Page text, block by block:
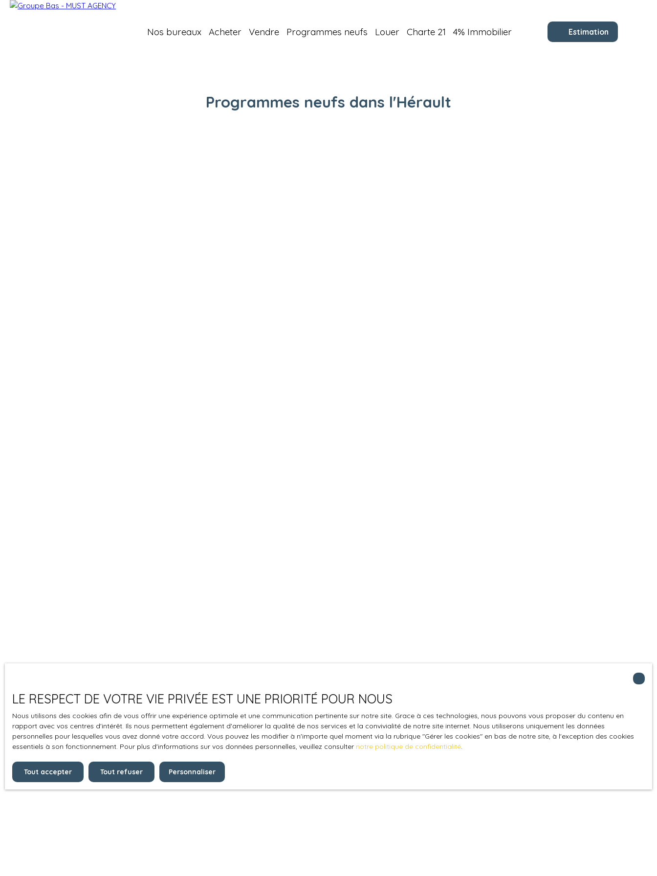
Nos bureaux Acheter Vendre Programmes neufs Louer Charte 21 4% Immobilier Estimation
Programmes neufs dans l'Hérault
LE RESPECT DE VOTRE VIE PRIVÉE EST UNE PRIORITÉ POUR NOUS
Nous utilisons des cookies afin de vous offrir une expérience optimale et une communication pertinente sur notre site. Grace à ces technologies, nous pouvons vous proposer du contenu en
rapport avec vos centres d'intérêt. Ils nous permettent également d'améliorer la qualité de nos services et la convivialité de notre site internet. Nous utiliserons uniquement les données
personnelles pour lesquelles vous avez donné votre accord. Vous pouvez les modifier à n'importe quel moment via la rubrique ″Gérer les cookies″ en bas de notre site, à l'exception des cookies
essentiels à son fonctionnement. Pour plus d'informations sur vos données personnelles, veuillez consulter notre politique de confidentialité.
Tout accepter Tout refuser Personnaliser